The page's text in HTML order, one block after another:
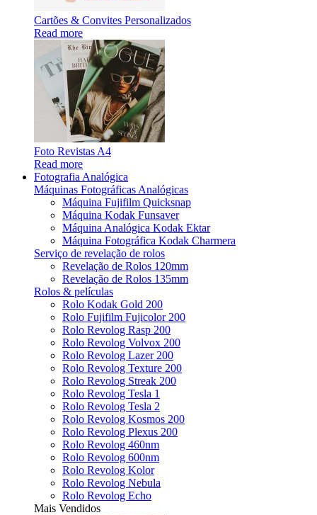
Cartões & Convites Personalizados
Read more
Foto Revistas A4
Read more
Fotografia Analógica
Máquinas Fotográficas Analógicas
Máquina Fujifilm Quicksnap
Máquina Kodak Funsaver
Máquina Analógica Kodak Ektar
Máquina Fotográfica Kodak Charmera
Serviço de revelação de rolos
Revelação de Rolos 120mm
Revelação de Rolos 135mm
Rolos & películas
Rolo Kodak Gold 200
Rolo Fujifilm Fujicolor 200
Rolo Revolog Rasp 200
Rolo Revolog Volvox 200
Rolo Revolog Lazer 200
Rolo Revolog Texture 200
Rolo Revolog Streak 200
Rolo Revolog Tesla 1
Rolo Revolog Tesla 2
Rolo Revolog Kosmos 200
Rolo Revolog Plexus 200
Rolo Revolog 460nm
Rolo Revolog 600nm
Rolo Revolog Kolor
Rolo Revolog Nebula
Rolo Revolog Echo
Mais Vendidos